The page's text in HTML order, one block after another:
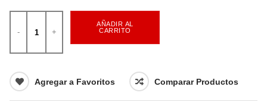
AÑADIR AL
CARRITO
Agregar a Favoritos Comparar Productos